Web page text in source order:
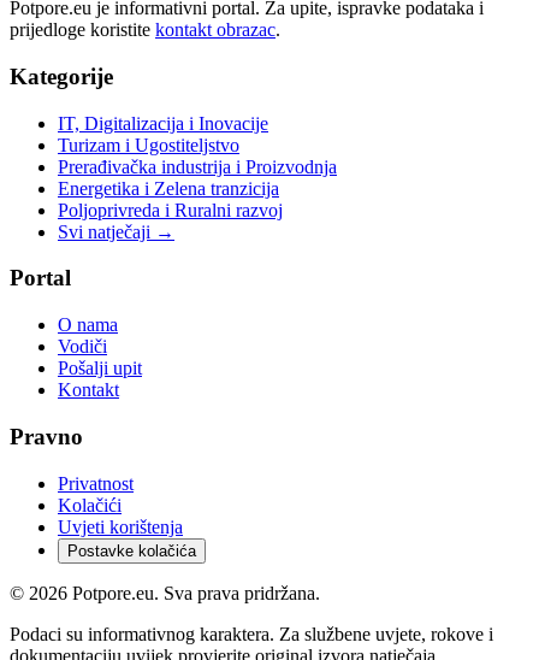
Potpore.eu je informativni portal. Za upite, ispravke podataka i
prijedloge koristite kontakt obrazac.
Kategorije
IT, Digitalizacija i Inovacije
Turizam i Ugostiteljstvo
Prerađivačka industrija i Proizvodnja
Energetika i Zelena tranzicija
Poljoprivreda i Ruralni razvoj
Svi natječaji →
Portal
O nama
Vodiči
Pošalji upit
Kontakt
Pravno
Privatnost
Kolačići
Uvjeti korištenja
Postavke kolačića
© 2026 Potpore.eu. Sva prava pridržana.
Podaci su informativnog karaktera. Za službene uvjete, rokove i
dokumentaciju uvijek provjerite original izvora natječaja.